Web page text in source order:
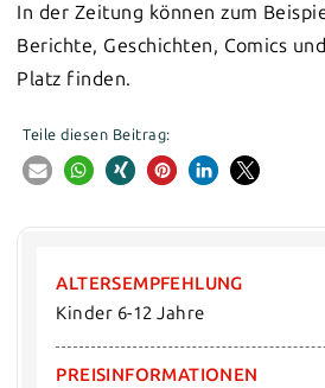
In der Zeitung können zum
Berichte, Geschichten, Comics
Platz finden.
Teile diesen Beitrag:
ALTERSEMPFEHLUNG
Kinder 6-12 Jahre
PREISINFORMATIONEN